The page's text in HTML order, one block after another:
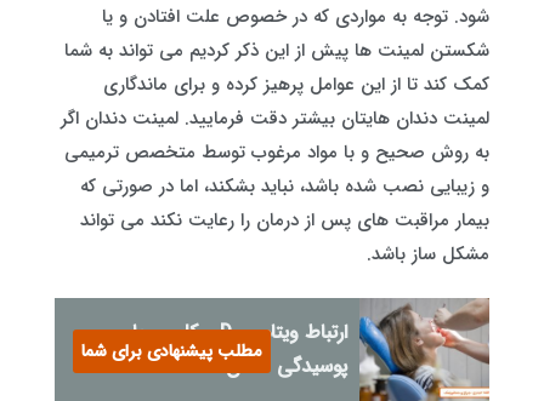
شود. توجه به مواردی که در خصوص علت افتادن و یا
شکستن لمینت ها پیش از این ذکر کردیم می تواند به شما
کمک کند تا از این عوامل پرهیز کرده و برای ماندگاری
لمینت دندان هایتان بیشتر دقت فرمایید. لمینت دندان اگر
به روش صحیح و با مواد مرغوب توسط متخصص ترمیمی
و زیبایی نصب شده باشد، نباید بشکند، اما در صورتی که
بیمار مراقبت های پس از درمان را رعایت نکند می تواند
مشکل ساز باشد.
ارتباط ویتامین D و کلسیم با
پوسیدگی دندانمطلب پیشنهادی برای شما